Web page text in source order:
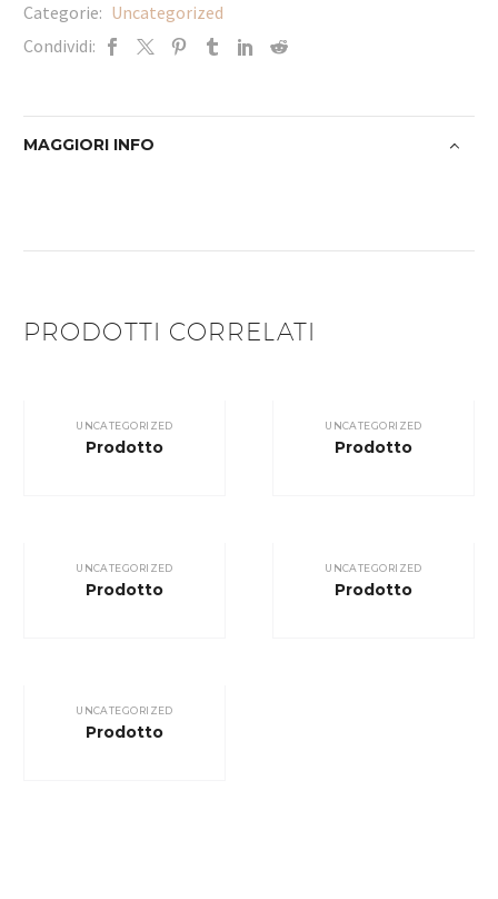
Categorie: Uncategorized
Condividi:
MAGGIORI INFO
PRODOTTI CORRELATI
UNCATEGORIZED
Prodotto
UNCATEGORIZED
Prodotto
UNCATEGORIZED
Prodotto
UNCATEGORIZED
Prodotto
UNCATEGORIZED
Prodotto